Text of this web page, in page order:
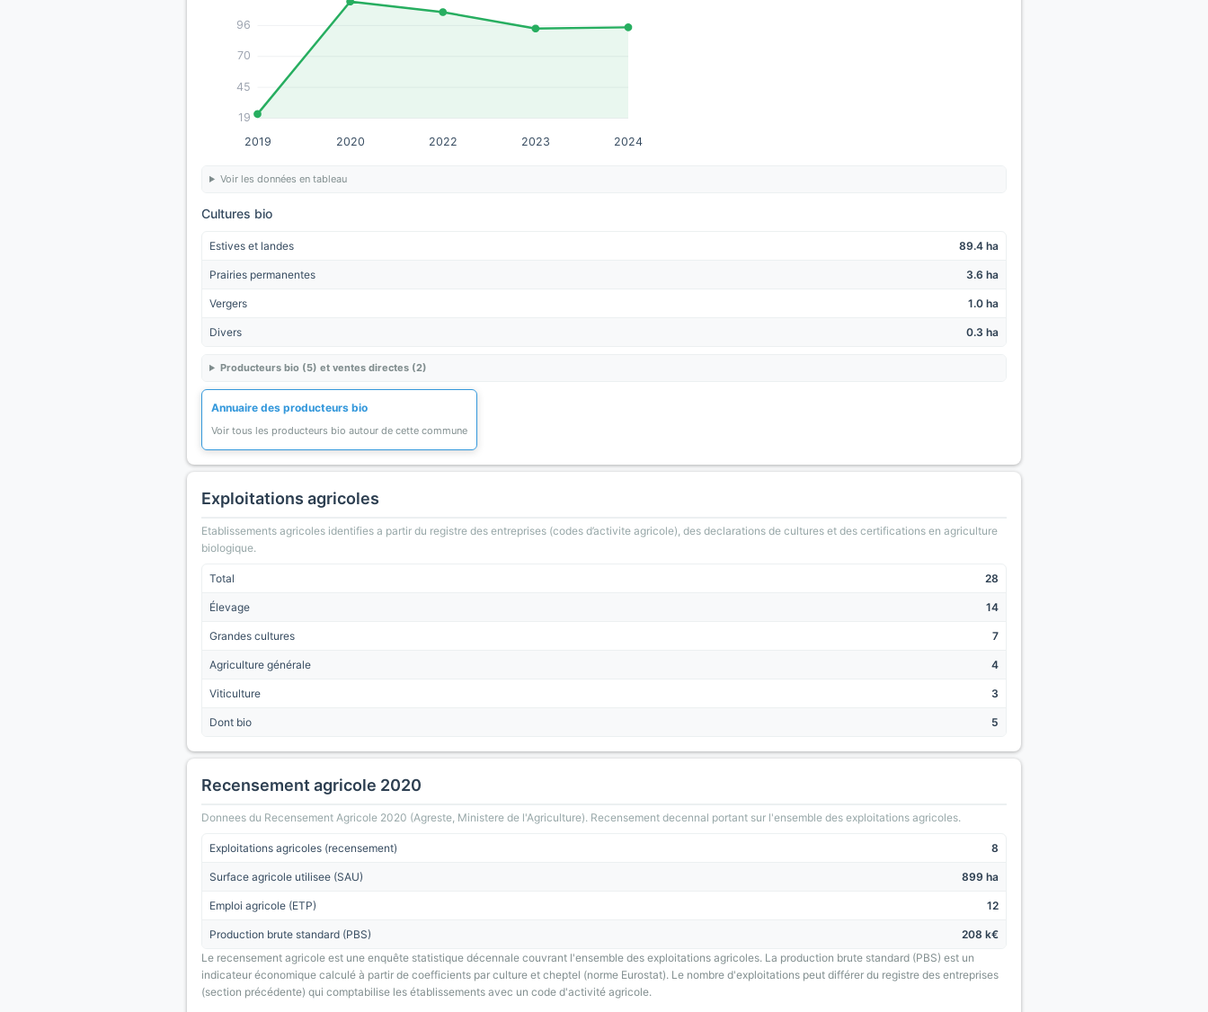
19
45
70
96
2019 2020 2022 2023 2024
Voir les données en tableau
Cultures bio
Estives et landes 89.4 ha
Prairies permanentes 3.6 ha
Vergers 1.0 ha
Divers 0.3 ha
Producteurs bio (5) et ventes directes (2)
Annuaire des producteurs bio
Voir tous les producteurs bio autour de cette commune
Exploitations agricoles
Etablissements agricoles identifies a partir du registre des entreprises (codes d’activite agricole), des declarations de cultures et des certifications en agriculture
biologique.
Total 28
Élevage 14
Grandes cultures 7
Agriculture générale 4
Viticulture 3
Dont bio 5
Recensement agricole 2020
Donnees du Recensement Agricole 2020 (Agreste, Ministere de l'Agriculture). Recensement decennal portant sur l'ensemble des exploitations agricoles.
Exploitations agricoles (recensement) 8
Surface agricole utilisee (SAU) 899 ha
Emploi agricole (ETP) 12
Production brute standard (PBS)
208 k€
Le recensement agricole est une enquête statistique décennale couvrant l'ensemble des exploitations agricoles. La production brute standard (PBS) est un
indicateur économique calculé à partir de coefficients par culture et cheptel (norme Eurostat). Le nombre d'exploitations peut différer du registre des entreprises
(section précédente) qui comptabilise les établissements avec un code d'activité agricole.